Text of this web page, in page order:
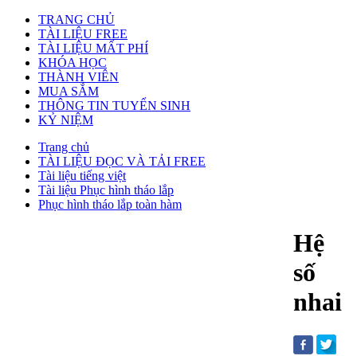
TRANG CHỦ
TÀI LIỆU FREE
TÀI LIỆU MẤT PHÍ
KHÓA HỌC
THÀNH VIÊN
MUA SẮM
THÔNG TIN TUYỂN SINH
KỶ NIỆM
Trang chủ
TÀI LIỆU ĐỌC VÀ TẢI FREE
Tài liệu tiếng việt
Tài liệu Phục hình tháo lắp
Phục hình tháo lắp toàn hàm
Hệ
số
nhai